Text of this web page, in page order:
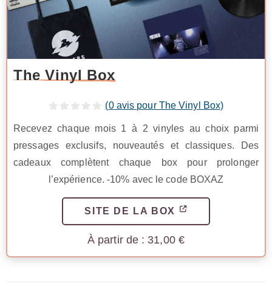
The Vinyl Box
(0avis pour The Vinyl Box)
Recevez chaque mois 1 à 2 vinyles au choix parmi
pressages exclusifs, nouveautés et classiques. Des
cadeaux complètent chaque box pour prolonger
l’expérience. -10% avec le code BOXAZ
SITE DE LA BOX
31,00 €